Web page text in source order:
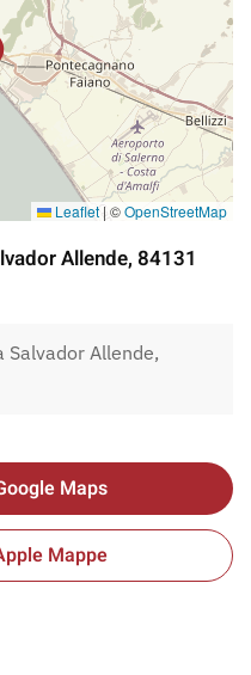
Leaflet |©OpenStreetMap
Allende, 84131
Salvador Allende,
Maps
Mappe